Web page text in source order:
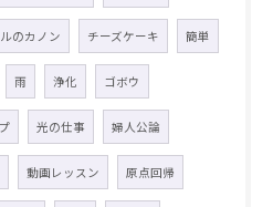
のカノン チーズケーキ 簡単
雨 浄化 ゴボウ
光の仕事 婦人公論
動画レッスン 原点回帰